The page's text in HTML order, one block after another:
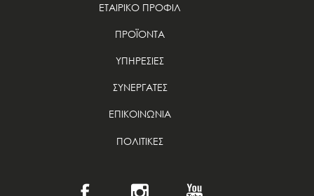
ΕΤΑΙΡΙΚΟ ΠΡΟΦΙΛ
ΠΡΟΪΟΝΤΑ
ΥΠΗΡΕΣΙΕΣ
ΣΥΝΕΡΓΑΤΕΣ
ΕΠΙΚΟΙΝΩΝΙΑ
ΠΟΛΙΤΙΚΕΣ